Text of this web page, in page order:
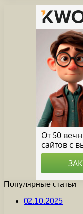
Популярные статьи
02.10.2025